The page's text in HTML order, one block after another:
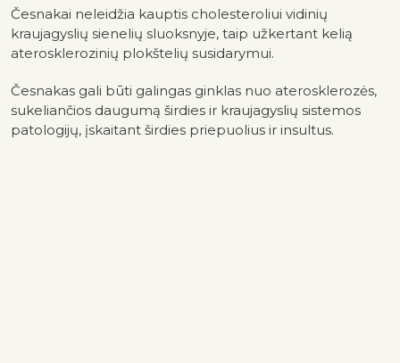
Česnakai neleidžia kauptis cholesteroliui vidinių
kraujagyslių sienelių sluoksnyje, taip užkertant kelią
aterosklerozinių plokštelių susidarymui.
Česnakas gali būti galingas ginklas nuo aterosklerozės,
sukeliančios daugumą širdies ir kraujagyslių sistemos
patologijų, įskaitant širdies priepuolius ir insultus.